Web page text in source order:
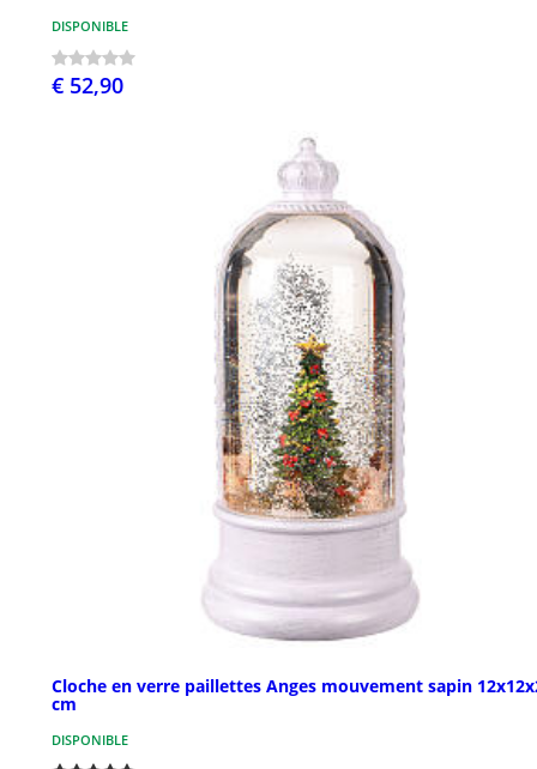
DISPONIBLE
€ 52,90
Cloche en verre paillettes Anges mouvement sapin
cm
DISPONIBLE